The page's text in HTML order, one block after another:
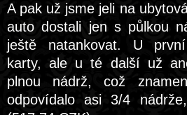
A pak už jsme jeli na
auto dostali jen s půlkou
ještě natankovat. U
karty, ale u té další už
plnou nádrž, což
odpovídalo asi 3/4